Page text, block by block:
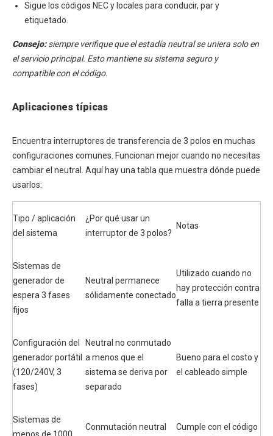
Sigue los códigos NEC y locales para conducir, par y
etiquetado.
Consejo:siempre verifique que el estadía neutral se uniera solo en
el servicio principal. Esto mantiene su sistema seguro y
compatible con el código.
Aplicaciones típicas
Encuentra interruptores de transferencia de 3 polos en muchas
configuraciones comunes. Funcionan mejor cuando no necesitas
cambiar el neutral. Aquí hay una tabla que muestra dónde puede
usarlos:
Tipo / aplicación
del sistema
¿Por qué usar un
interruptor de 3 polos?
Notas
Sistemas de
generador de
espera 3 fases
fijos
Neutral permanece
sólidamente conectado
Utilizado cuando no
hay protección contra
falla a tierra presente
Configuración del
generador portátil
(120/240V, 3
fases)
Neutral no conmutado
a menos que el
sistema se deriva por
separado
Bueno para el costo y
el cableado simple
Sistemas de
Conmutación neutral
Cumple con el código